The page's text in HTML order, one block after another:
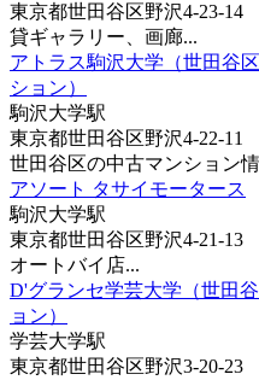
東京都世田谷区野沢4-23-14
貸ギャラリー、画廊...
アトラス駒沢大学（世田谷
ション）
駒沢大学駅
東京都世田谷区野沢4-22-11
世田谷区の中古マンション
アソート タサイモータース
駒沢大学駅
東京都世田谷区野沢4-21-13
オートバイ店...
D'グランセ学芸大学（世田
ョン）
学芸大学駅
東京都世田谷区野沢3-20-23